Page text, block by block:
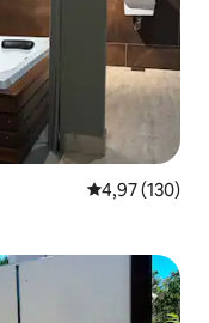
4,97 de uma
4,97 (130)